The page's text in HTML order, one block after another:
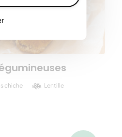
chiche
Lentille